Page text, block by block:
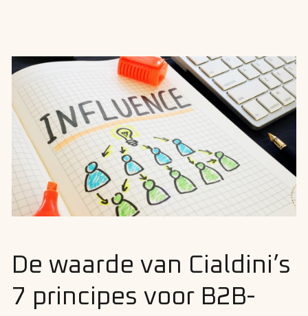
De waarde van Cialdini’s
7 principes voor B2B-